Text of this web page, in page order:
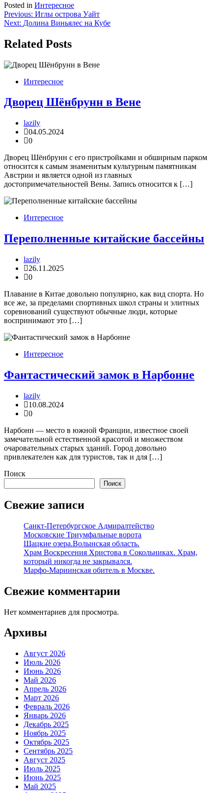
Posted in Интересное
Навигация
по
записям
Previous: Иглы острова Уайт
Next: Долина Виньялес на Кубе
Related Posts
Интересное
Дворец Шёнбрунн в Вене
lazily
04.05.2024
0
Дворец Шёнбрунн с его пристройками и обширным парком
относится к самым знаменитым культурным памятникам
Австрии и является одной из главных
достопримечательностей Вены. Запись относится к […]
Интересное
Переполненные китайские бассейны
lazily
26.11.2025
0
Плавание в Китае довольно популярно, как вид спорта. Но
все же, за пределами спортивных школ страны и элитных
соревнований существуют обычные люди, которые
воспринимают это […]
Интересное
Фантастический замок в Нарбонне
lazily
10.08.2024
0
Нарбонн — место в южной Франции, известное своей
замечательной естественной красотой и множеством
очаровательных старых зданий. Город довольно
привлекателен как для туристов, так и для […]
Поиск
Поиск
Свежие записи
Санкт-Петербургское Адмиралтейство
Московские Триумфальные ворота
Шацкие озера.Волынская область.
Храм Воскресения Христова в Сокольниках. Храм,
который никогда не закрывался.
Марфо-Мариинская обитель в Москве.
Свежие комментарии
Нет комментариев для просмотра.
Архивы
Август 2026
Июль 2026
Июнь 2026
Май 2026
Апрель 2026
Март 2026
Февраль 2026
Январь 2026
Декабрь 2025
Ноябрь 2025
Октябрь 2025
Сентябрь 2025
Август 2025
Июль 2025
Июнь 2025
Май 2025